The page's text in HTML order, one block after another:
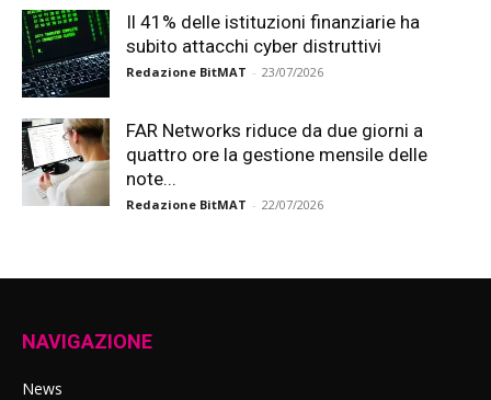
Il 41% delle istituzioni finanziarie ha
subito attacchi cyber distruttivi
Redazione BitMAT - 23/07/2026
FAR Networks riduce da due giorni a
quattro ore la gestione mensile delle
note...
Redazione BitMAT - 22/07/2026
NAVIGAZIONE
News